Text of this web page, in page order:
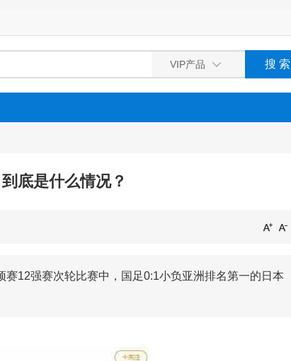
底是什么情况？
12强赛次轮比赛中，国足0:1小负亚洲排名第一的日本